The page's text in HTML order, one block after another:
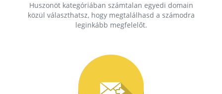
Huszonöt kategóriában számtalan egyedi domain
közül választhatsz, hogy megtalálhasd a számodra
leginkább megfelelőt.